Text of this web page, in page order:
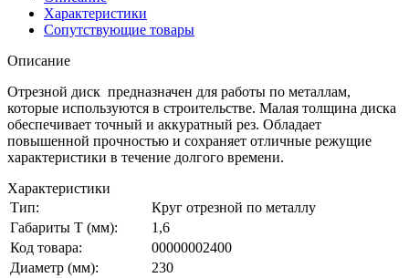
Характеристики
Сопутствующие товары
Описание
Отрезной диск предназначен для работы по металлам,
которые используются в строительстве. Малая толщина диска
обеспечивает точный и аккуратный рез. Обладает
повышенной прочностью и сохраняет отличные режущие
характеристики в течение долгого времени.
Характеристики
Тип:
Круг отрезной по металлу
Габариты Т (мм):
1,6
Код товара:
00000002400
Диаметр (мм):
230